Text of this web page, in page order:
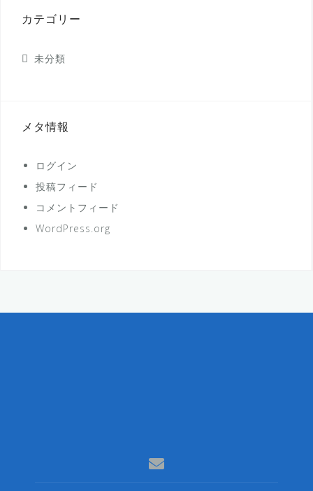
カテゴリー
未分類
メタ情報
ログイン
投稿フィード
コメントフィード
WordPress.org